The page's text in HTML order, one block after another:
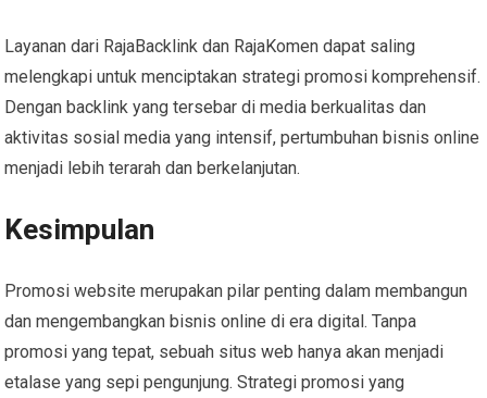
Layanan dari RajaBacklink dan RajaKomen dapat saling
melengkapi untuk menciptakan strategi promosi komprehensif.
Dengan backlink yang tersebar di media berkualitas dan
aktivitas sosial media yang intensif, pertumbuhan bisnis online
menjadi lebih terarah dan berkelanjutan.
Kesimpulan
Promosi website merupakan pilar penting dalam membangun
dan mengembangkan bisnis online di era digital. Tanpa
promosi yang tepat, sebuah situs web hanya akan menjadi
etalase yang sepi pengunjung. Strategi promosi yang